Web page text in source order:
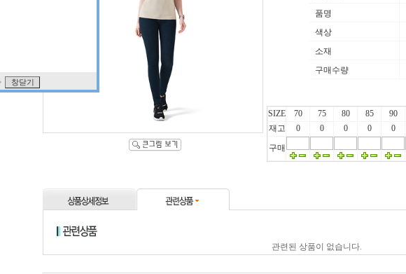
품명
색상
소재
구매수량
SIZE 70 75 80 85 90
재고
0 0 0 0 0
구매
관련된 상품이 없습니다.